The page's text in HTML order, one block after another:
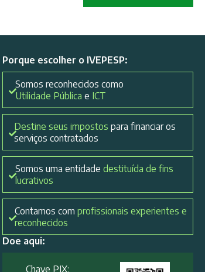
Porque escolher o IVEPESP:
Somos reconhecidos como
Utilidade Pública e ICT
Destine seus impostos para financiar os
serviços contratados
Somos uma entidadedestituída de fins
lucrativos
Contamos com profissionais experientes e
reconhecidos
Doe aqui:
Chave PIX: